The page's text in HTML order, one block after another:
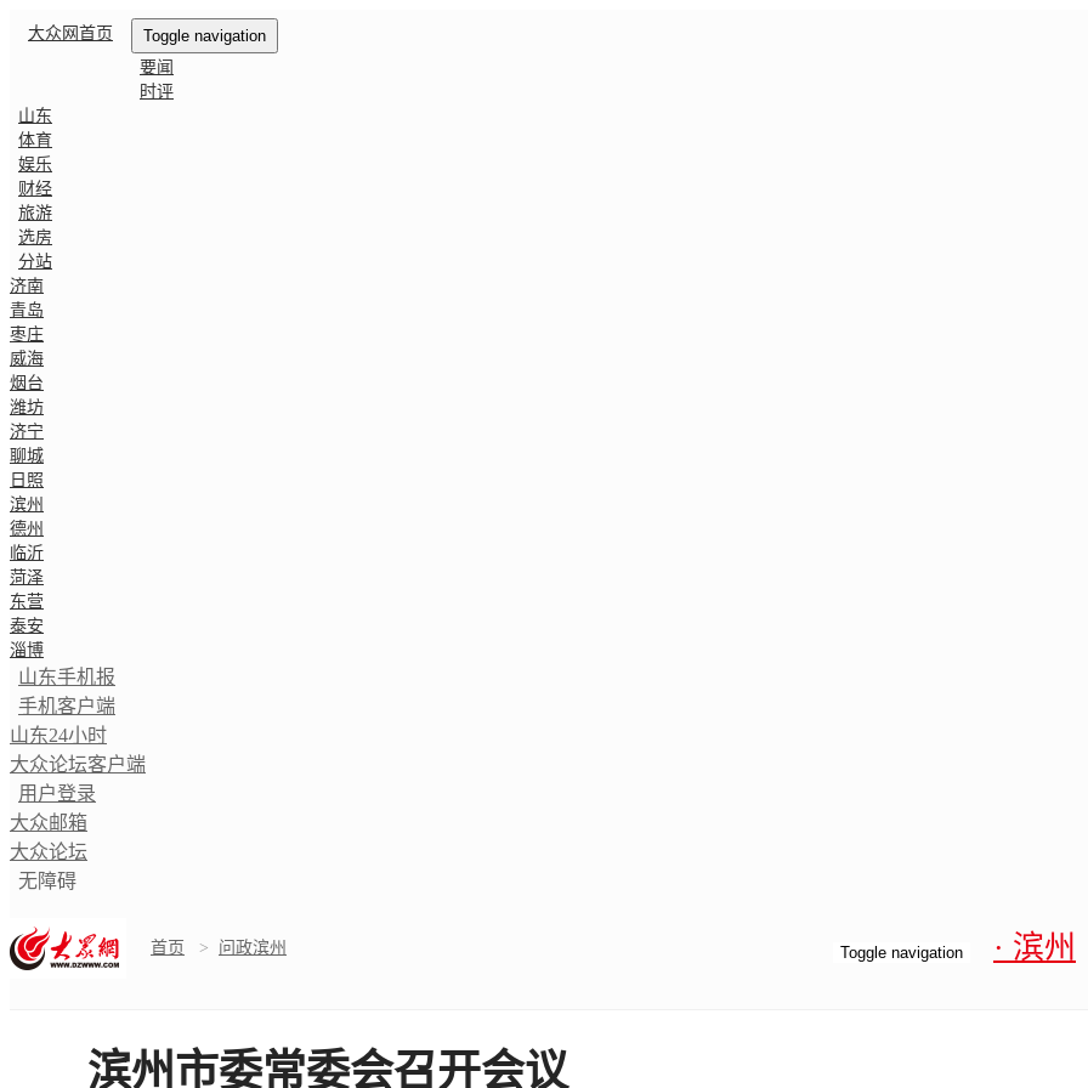
Toggle navigation
大众网首页
要闻
时评
山东
体育
娱乐
财经
旅游
选房
分站
济南
青岛
枣庄
威海
烟台
潍坊
济宁
聊城
日照
滨州
德州
临沂
菏泽
东营
泰安
淄博
山东手机报
手机客户端
山东24小时
大众论坛客户端
用户登录
大众邮箱
大众论坛
无障碍
Toggle navigation · 滨州
首页 > 问政滨州
滨州市委常委会召开会议